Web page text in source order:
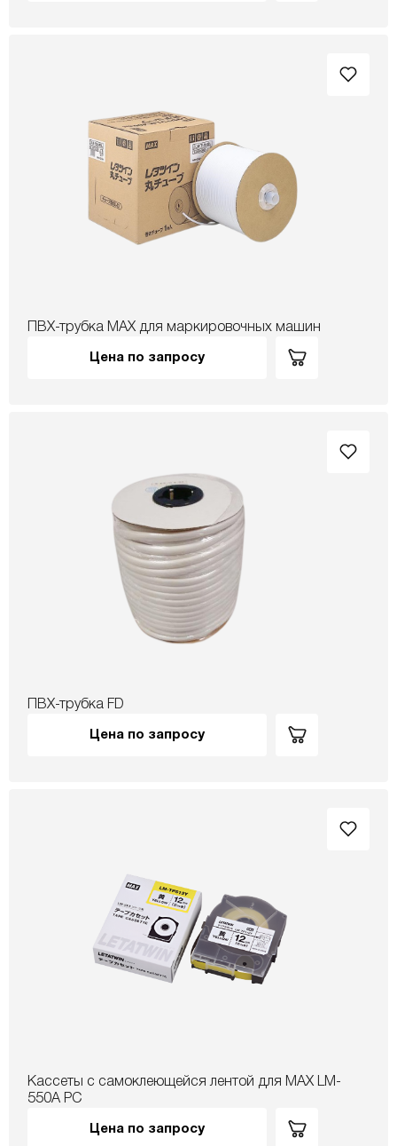
ПВХ-трубка MAX для маркировочных машин
Цена по запросу
ПВХ-трубка FD
Цена по запросу
Кассеты с самоклеющейся лентой для MAX LM-
550A PC
Цена по запросу